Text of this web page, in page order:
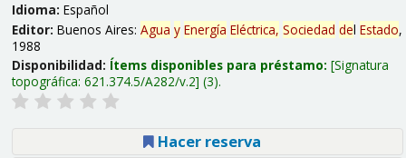
Idioma: Español
Editor: Buenos Aires: Agua y Energía Eléctrica, Sociedad del Estado,
1988
Disponibilidad: Ítems disponibles para préstamo: Signatura
topográfica: 621.374.5/A282/v.2 (3).
Hacer reserva